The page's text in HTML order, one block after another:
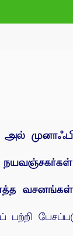
அல்
நயவஞ்சகர்கள்
வசனங்கள்